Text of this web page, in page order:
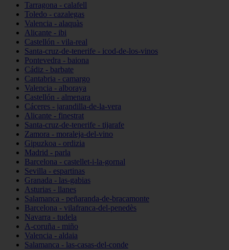
Tarragona - calafell
Toledo - cazalegas
Valencia - alaquàs
Alicante - ibi
Castellón - vila-real
Santa-cruz-de-tenerife - icod-de-los-vinos
Pontevedra - baiona
Cádiz - barbate
Cantabria - camargo
Valencia - alboraya
Castellón - almenara
Cáceres - jarandilla-de-la-vera
Alicante - finestrat
Santa-cruz-de-tenerife - tijarafe
Zamora - moraleja-del-vino
Gipuzkoa - ordizia
Madrid - parla
Barcelona - castellet-i-la-gornal
Sevilla - espartinas
Granada - las-gabias
Asturias - llanes
Salamanca - peñaranda-de-bracamonte
Barcelona - vilafranca-del-penedès
Navarra - tudela
A-coruña - miño
Valencia - aldaia
Salamanca - las-casas-del-conde